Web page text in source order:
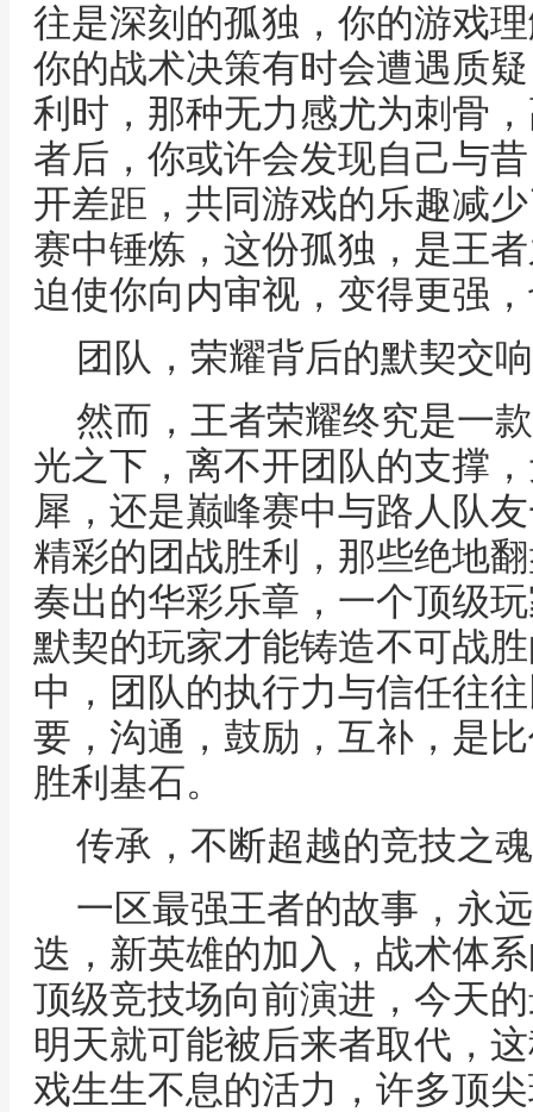
往是深刻的孤独，你的游戏
你的战术决策有时会遭遇质
利时，那种无力感尤为刺骨
者后，你或许会发现自己与
开差距，共同游戏的乐趣减
赛中锤炼，这份孤独，是王
迫使你向内审视，变得更强
团队，荣耀背后的默契交
然而，王者荣耀终究是一
光之下，离不开团队的支撑
犀，还是巅峰赛中与路人队
精彩的团战胜利，那些绝地
奏出的华彩乐章，一个顶级
默契的玩家才能铸造不可战
中，团队的执行力与信任往
要，沟通，鼓励，互补，是
胜利基石。
传承，不断超越的竞技之魂
一区最强王者的故事，永
迭，新英雄的加入，战术体
顶级竞技场向前演进，今天
明天就可能被后来者取代，
戏生生不息的活力，许多顶